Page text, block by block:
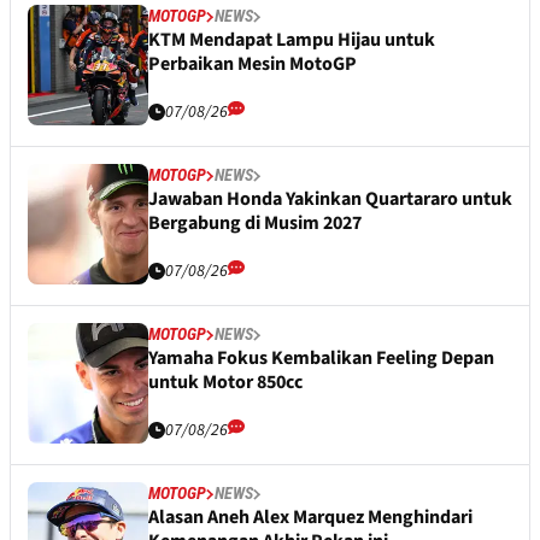
MOTOGP NEWS
KTM Mendapat Lampu Hijau untuk
Perbaikan Mesin MotoGP
07/08/26
MOTOGP NEWS
Jawaban Honda Yakinkan Quartararo untuk
Bergabung di Musim 2027
07/08/26
MOTOGP NEWS
Yamaha Fokus Kembalikan Feeling Depan
untuk Motor 850cc
07/08/26
MOTOGP NEWS
Alasan Aneh Alex Marquez Menghindari